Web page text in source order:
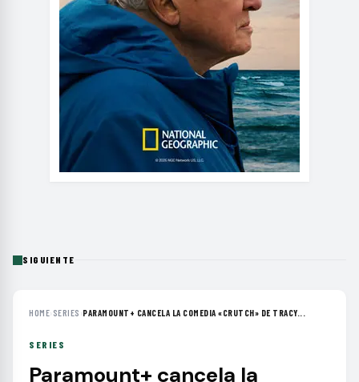
SIGUIENTE
HOME› SERIES ›PARAMOUNT+ CANCELA LA COMEDIA «CRUTCH» DE TRACY...
SERIES
Paramount+ cancela la